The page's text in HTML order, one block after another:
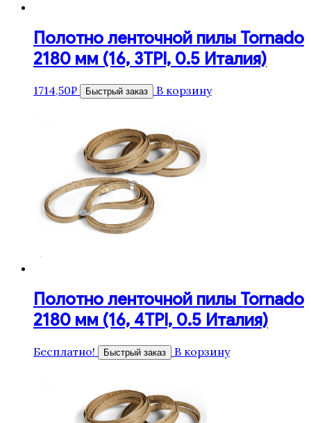
Полотно ленточной пилы Tornado
2180 мм (16, 3TPI, 0.5 Италия)
1714,50₽ Быстрый заказ В корзину
Полотно ленточной пилы Tornado
2180 мм (16, 4TPI, 0.5 Италия)
Бесплатно! Быстрый заказ В корзину